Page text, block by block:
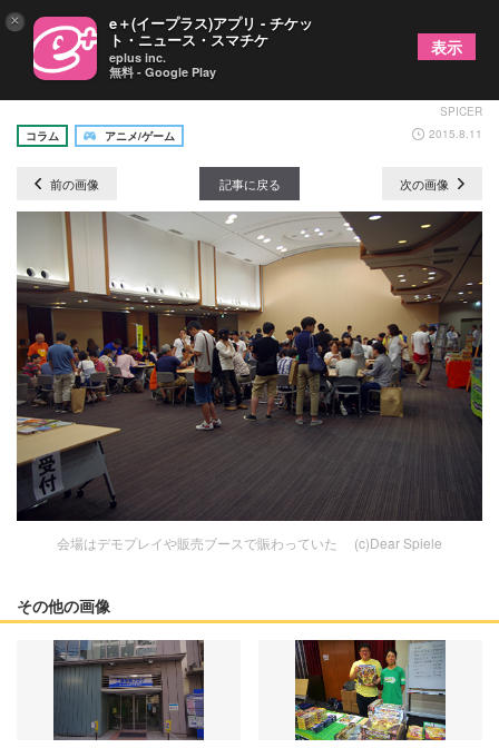
ボードゲームに恋して～ ROUND:5の画像2/13
SPICER
コラム
アニメ/ゲーム 2015.8.11
前の画像 記事に戻る 次の画像
会場はデモプレイや販売ブースで賑わっていた (c)Dear Spiele
その他の画像
× e＋(イープラス)アプリ - チケッ
ト・ニュース・スマチケ
eplus inc.
無料 - Google Play
表示